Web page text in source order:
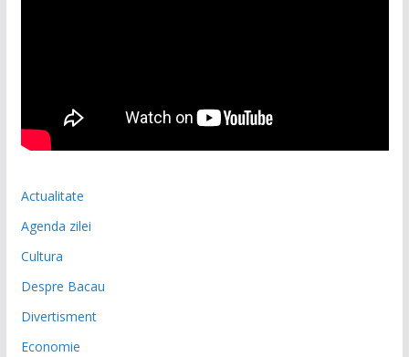
Actualitate
Agenda zilei
Cultura
Despre Bacau
Divertisment
Economie